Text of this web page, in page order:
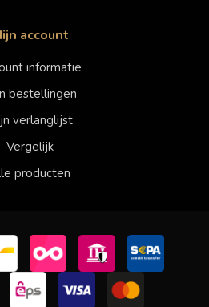
account
informatie
bestellingen
verlanglijst
Vergelijk
producten